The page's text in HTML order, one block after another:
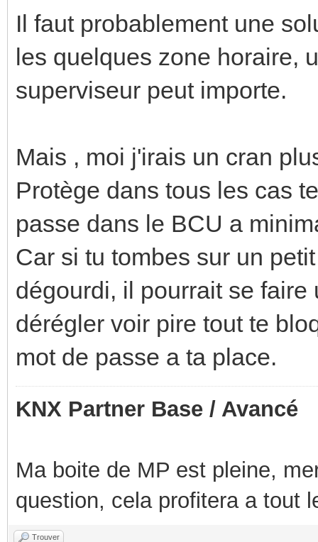
Il faut probablement une
les quelques zone horaire,
superviseur peut importe.
Mais , moi j'irais un cran
Protège dans tous les cas
passe dans le BCU a
Car si tu tombes sur un
dégourdi, il pourrait se
dérégler voir pire tout te
mot de passe a ta place.
KNX Partner Base / Avancé
Ma boite de MP est pleine,
question, cela profitera a tout
Trouver